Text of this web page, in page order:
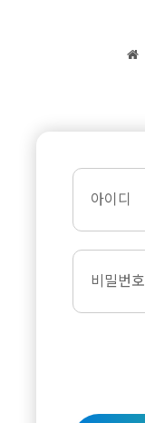
아이디
비밀번호